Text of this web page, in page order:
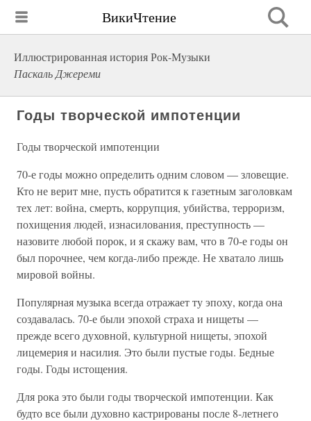
ВикиЧтение
Иллюстрированная история Рок-Музыки
Паскаль Джереми
Годы творческой импотенции
Годы творческой импотенции
70-е годы можно определить одним словом — зловещие.
Кто не верит мне, пусть обратится к газетным заголовкам
тех лет: война, смерть, коррупция, убийства, терроризм,
похищения людей, изнасилования, преступность —
назовите любой порок, и я скажу вам, что в 70-е годы он
был порочнее, чем когда-либо прежде. Не хватало лишь
мировой войны.
Популярная музыка всегда отражает ту эпоху, когда она
создавалась. 70-е были эпохой страха и нищеты —
прежде всего духовной, культурной нищеты, эпохой
лицемерия и насилия. Это были пустые годы. Бедные
годы. Годы истощения.
Для рока это были годы творческой импотенции. Как
будто все были духовно кастрированы после 8-летнего